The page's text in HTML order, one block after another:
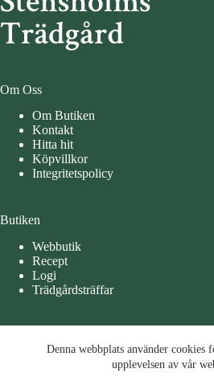
Denna webbplats använder cookies
upplevelsen av vår
Om Oss
Om Butiken
Kontakt
Hitta hit
Köpvillkor
Integritetspolicy
Butiken
Webbutik
Recept
Logi
Trädgårdsträffar
Måndag – Tisdag 10-15
Denna webbplats använder cookies